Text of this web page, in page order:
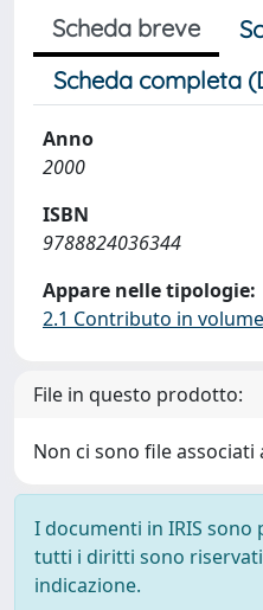
Scheda breve
Scheda completa
Anno
2000
ISBN
9788824036344
Appare nelle tipologie:
2.1 Contributo in
File in questo prodotto:
Non ci sono file
I documenti in IRIS
tutti i diritti sono
indicazione.